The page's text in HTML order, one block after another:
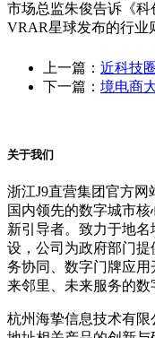
市场总监朱俊告诉《科
VRAR星球发布的行业
上一篇： 近科技
下一篇： 境电商
关于我们
浙江J9直营集团官方网
国内领先的数字城市
新引导者。致力于地
设，公司为政府部门
务协同、数字门牌应
来邻里、未来服务的数
杭州海挚信息技术有